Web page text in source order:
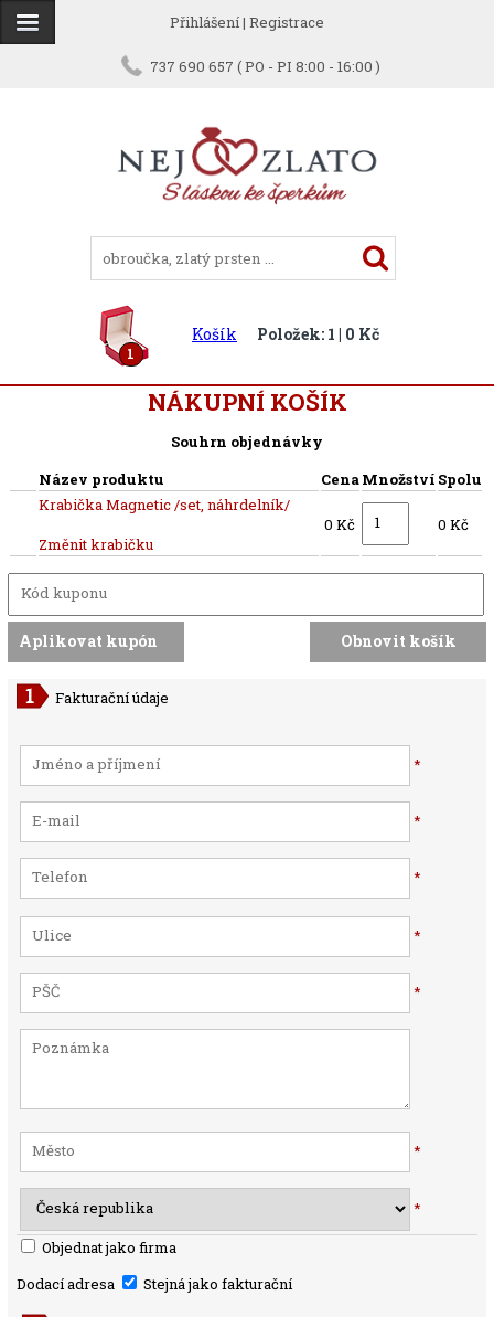
Přihlášení| Registrace
737 690 657 ( PO - PI 8:00 - 16:00 )
1
Košík Položek: 1 | 0 Kč
NÁKUPNÍ KOŠÍK
Souhrn objednávky
Název produktu
CenaMnožství Spolu
Krabička Magnetic /set, náhrdelník/
Změnit krabičku
0 Kč 0 Kč
Fakturační údaje
*
*
*
*
*
*
*
Objednat jako firma
Dodací adresa
Stejná jako fakturační